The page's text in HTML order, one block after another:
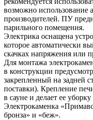
возможно использование
производителей. ПУ
парильного помещения.
Электрика оснащена
которое автоматически
скачках напряжения или
Для монтажа
в конструкции
закрепленный на задней
поставки). Крепление
в сауне и делает ее
Электрокаменка
бронза» и «беж».